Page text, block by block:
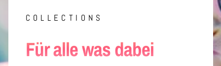
COLLECTIONS
Für alle was dabei